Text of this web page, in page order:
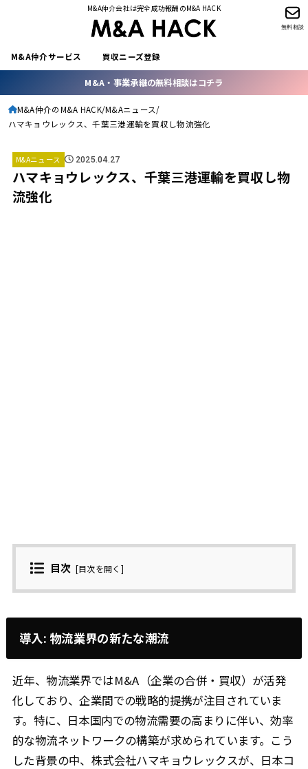
M&A仲介会社は完全成功報酬のM&A HACK
M&A仲介サービス 買収ニーズ登録
無料相談
M&A・事業承継の無料相談はコチラ
M&A仲介のM&A HACK M&Aニュース
ハマキョウレックス、千葉三港運輸を買収し物流強化
M&Aニュース 2025.04.27
ハマキョウレックス、千葉三港運輸を買収し物
流強化
目次 [目次を開く ]
導入: 物流業界の新たな潮流
近年、物流業界ではM&A（企業の合併・買収）が活発
化しており、企業間での戦略的提携が注目されていま
す。特に、日本国内での物流需要の高まりに伴い、効率
的な物流ネットワークの構築が求められています。こう
した背景の中、株式会社ハマキョウレックスが、日本コ